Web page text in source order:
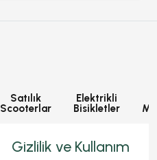
Satılık
Scooterlar
Elektrikli
Bisikletler
Gizlilik ve Kullanım